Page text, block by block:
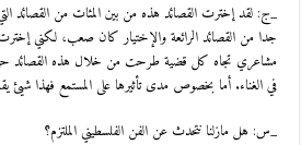
_ج: لقد إخترت القصائد هذه من بين المئات من القصائد التي
جدا من القصائد الرائعة والإختيار كان صعب، لكني
مشاعري تجاه كل قضية طرحت من خلال هذه القصائد
في الغناء. أما بخصوص مدى تأثيرها على المستمع فهذا شيئ
_س: هل مازلنا نتحدث عن الفن الفلسطيني الملتزم؟